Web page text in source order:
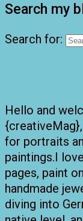
Search my
Search for:
Hello and
for portraits
paintings.I
pages, paint
handmade
diving into